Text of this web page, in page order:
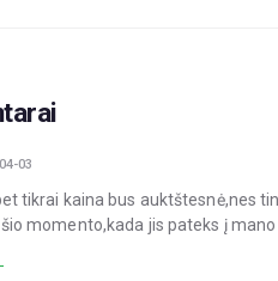
03
tikrai kaina bus auktštesnė,nes
momento,kada jis pateks į